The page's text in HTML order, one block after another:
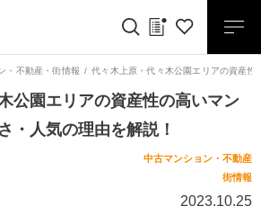
・不動産 ・街情報 代々木上原・代々木公園エリアの資産
公園エリアの資産性の高いマン
・人気の理由を解説！
中古マンション・不動産
街情報
2023.10.25